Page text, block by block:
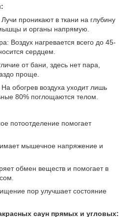
проникают в ткани на глубину
и органы напрямую.
Воздух нагревается всего до 45-
сердцем.
от бани, здесь нет пара,
проще.
обогрев воздуха уходит лишь
80% поглощаются телом.
потоотделение помогает
мышечное напряжение и
обмен веществ и помогает в
пор улучшает состояние
саун прямых и угловых: